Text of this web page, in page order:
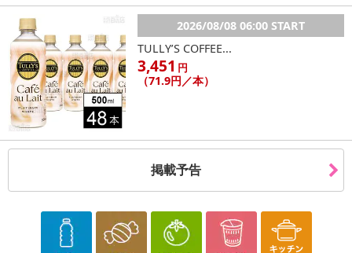
【キャンセルについて】
※お申込み後のキャンセルはお受けできません。
記載されている内容を必ずご確認いただき、お届けする商品セット
にご納得いただきましたうえでお申し込みください。
※パッケージ変更や商品リニューアル(成分など含む)等により、参考
の掲載画像や画像内のバーコードなど、お届け商品と多少異なる場
合がございます。
また、[新たな加工食品の原料原産地表示制度]の経過措置期間の終
了により、商品詳細内に記載の原産国・原材料の表記が旧表記の場
あらかじめご了承いただいた上でお申込みください。なお、本理由
【お支払いについて】
2026/08/08 06:00 START
TULLY’S COFFEE...
3,451 円
（71.9円／本）
掲載予告